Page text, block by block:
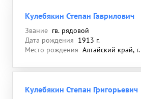
Кулебякин Степан Гаврилович
Звание гв. рядовой
Дата рождения 1913 г.
Место рождения Алтайский край,
Кулебякин Степан Григорьевич